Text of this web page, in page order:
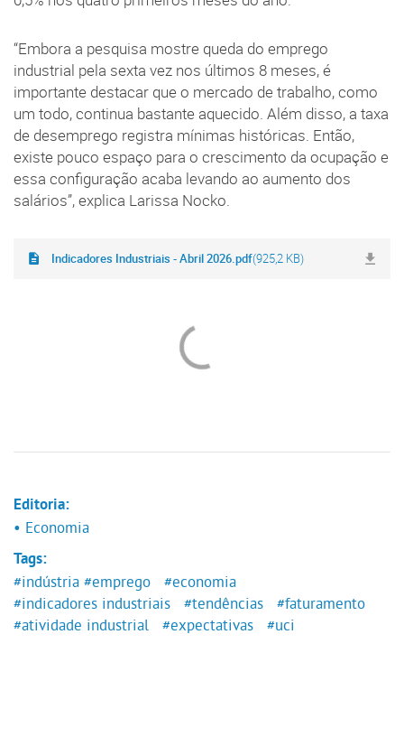
“Embora a pesquisa mostre queda do emprego
industrial pela sexta vez nos últimos 8 meses, é
importante destacar que o mercado de trabalho, como
um todo, continua bastante aquecido. Além disso, a taxa
de desemprego registra mínimas históricas. Então,
existe pouco espaço para o crescimento da ocupação e
essa configuração acaba levando ao aumento dos
salários”, explica Larissa Nocko.
Indicadores Industriais - Abril 2026.pdf(925,2 KB)
Editoria:
• Economia
Tags:
#indústria #emprego
#economia
#indicadores industriais
#tendências
#faturamento
#atividade industrial
#expectativas #uci